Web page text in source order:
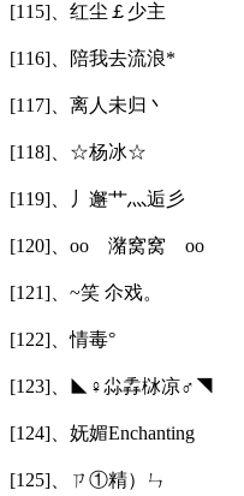
[115]、红尘￡少主
[116]、陪我去流浪*
[117]、离人未归丶
[118]、☆杨冰☆
[119]、丿邂艹灬逅彡
[120]、oοゞ潴窝窝ゞοo
[121]、~笑 尒戏。
[122]、情毒°
[123]、◣♀尛掱栤凉♂◥
[124]、妩媚Enchanting
[125]、ㄗ①精）ㄣ